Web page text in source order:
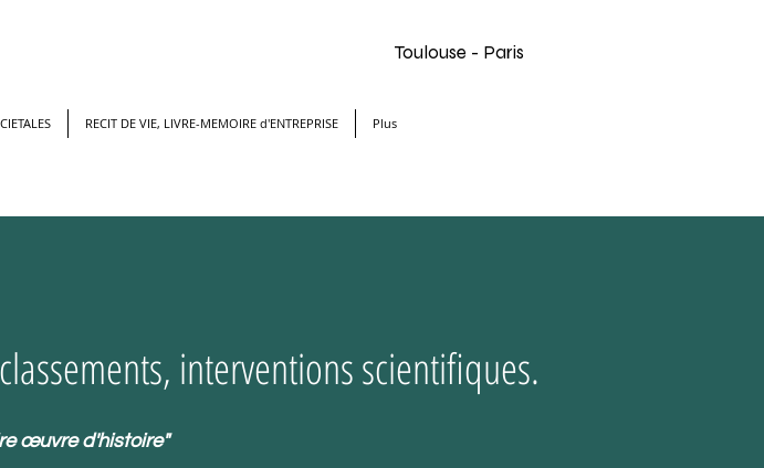
Toulouse - Paris
RECIT DE VIE, LIVRE-MEMOIRE d'ENTREPRISE Plus
interventions scientifiques.
œuvre d'histoire"